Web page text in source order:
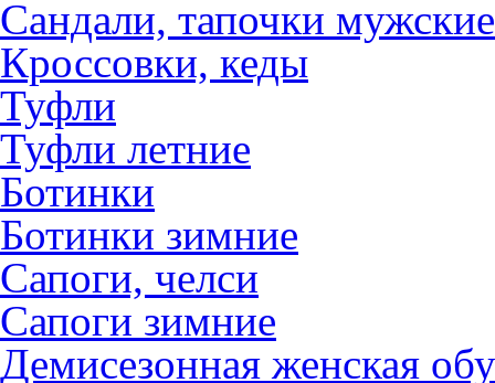
Сандали, тапочки мужские
Кроссовки, кеды
Туфли
Туфли летние
Ботинки
Ботинки зимние
Сапоги, челси
Сапоги зимние
Демисезонная женская